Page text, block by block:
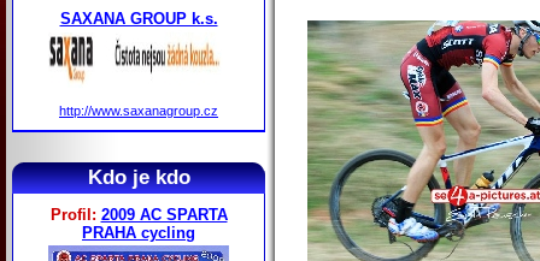
SAXANA GROUP k.s.
http://www.saxanagroup.cz
Kdo je kdo
Profil: 2009 AC SPARTA
PRAHA cycling